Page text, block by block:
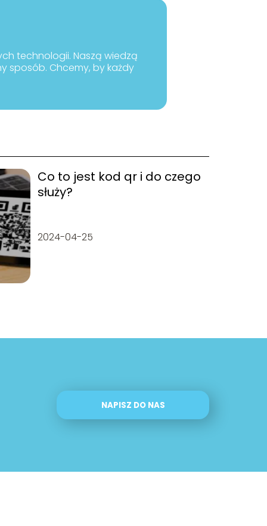
technologii. Naszą wiedzą
sposób. Chcemy, by każdy
Co to jest kod qr i do czego
służy?
2024-04-25
NAPISZ DO NAS